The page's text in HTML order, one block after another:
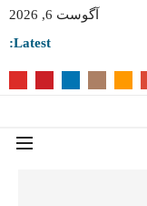
آگوست 6, 2026
Latest: